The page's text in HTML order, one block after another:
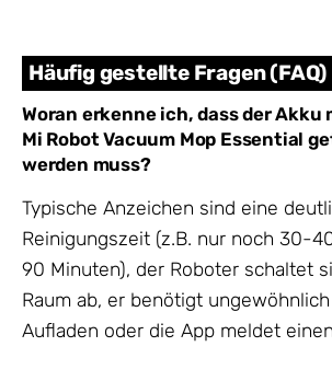
Häufig gestellte Fragen (FAQ)
Woran erkenne ich, dass der Akku
Mi Robot Vacuum Mop Essential
werden muss?
Typische Anzeichen sind eine
Reinigungszeit (z.B. nur noch 30-
90 Minuten), der Roboter schaltet
Raum ab, er benötigt
Aufladen oder die App meldet